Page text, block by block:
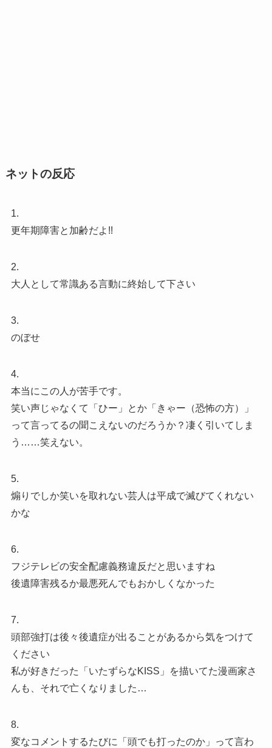
ネットの反応
1.
更年期障害と加齢だよ!!
2.
大人として常識ある言動に終始して下さい
3.
のぼせ
4.
本当にこの人が苦手です。
笑い声じゃなくて「ひー」とか「きゃー（恐怖の方）」
って言ってるの聞こえないのだろうか？凄く引いてしま
う……笑えない。
5.
煽りでしか笑いを取れない芸人は平成で滅びてくれない
かな
6.
フジテレビの安全配慮義務違反だと思いますね
後遺障害残るか最悪死んでもおかしくなかった
7.
頭部強打は後々後遺症が出ることがあるから気をつけて
ください
私が好きだった「いたずらなKISS」を描いてた漫画家さ
んも、それで亡くなりました…
8.
変なコメントするたびに「頭でも打ったのか」って言わ